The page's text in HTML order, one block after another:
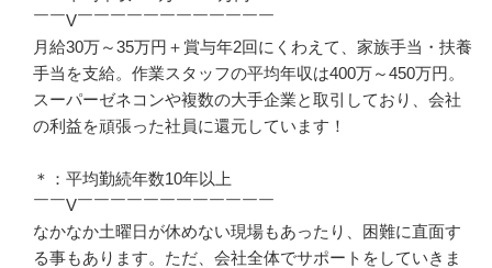
￣￣V￣￣￣￣￣￣￣￣￣￣￣￣
月給30万～35万円＋賞与年2回にくわえて、家族手当・扶養
手当を支給。作業スタッフの平均年収は400万～450万円。
スーパーゼネコンや複数の大手企業と取引しており、会社
の利益を頑張った社員に還元しています！
＊：平均勤続年数10年以上
￣￣V￣￣￣￣￣￣￣￣￣￣￣￣
なかなか土曜日が休めない現場もあったり、困難に直面す
る事もあります。ただ、会社全体でサポートをしていきま